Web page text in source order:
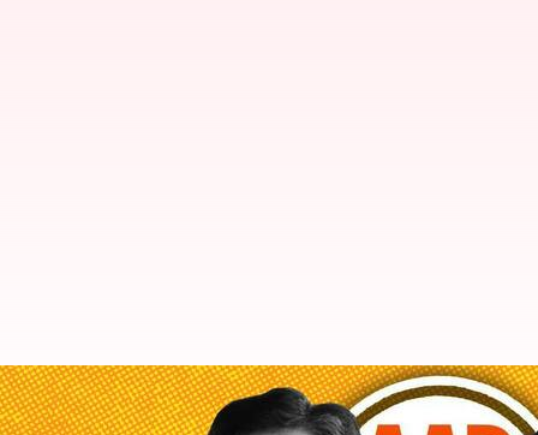
దిల్లీ ప్రభుత్వంలో కొత్త మంత్రులు;